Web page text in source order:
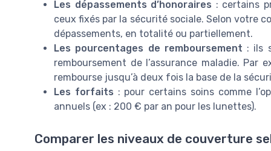
Les dépassements d’honoraires : certains
ceux fixés par la sécurité sociale. Selon votre
dépassements, en totalité ou partiellement.
Les pourcentages de remboursement : ils
remboursement de l’assurance maladie.
rembourse jusqu’à deux fois la base de la
Les forfaits : pour certains soins comme
annuels (ex : 200 € par an pour les lunettes).
Comparer les niveaux de couverture